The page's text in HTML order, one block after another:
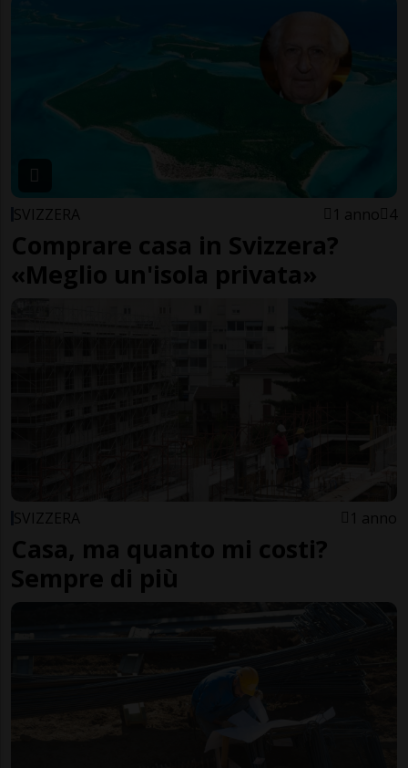
SVIZZERA 1 anno 4
Comprare casa in Svizzera?
«Meglio un'isola privata»
SVIZZERA 1 anno
Casa, ma quanto mi costi?
Sempre di più